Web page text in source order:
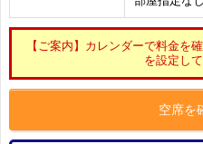
【ご案内】カレンダーで料金を
を設定し
空席を